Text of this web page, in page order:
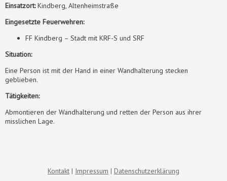
Einsatzort:Kindberg, Altenheimstraße
Eingesetzte Feuerwehren:
FF Kindberg – Stadt mit KRF-S und SRF
Situation:
Eine Person ist mit der Hand in einer Wandhalterung stecken
geblieben.
Tätigkeiten:
Abmontieren der Wandhalterung und retten der Person aus ihrer
misslichen Lage.
Kontakt Impressum Datenschutzerklärung